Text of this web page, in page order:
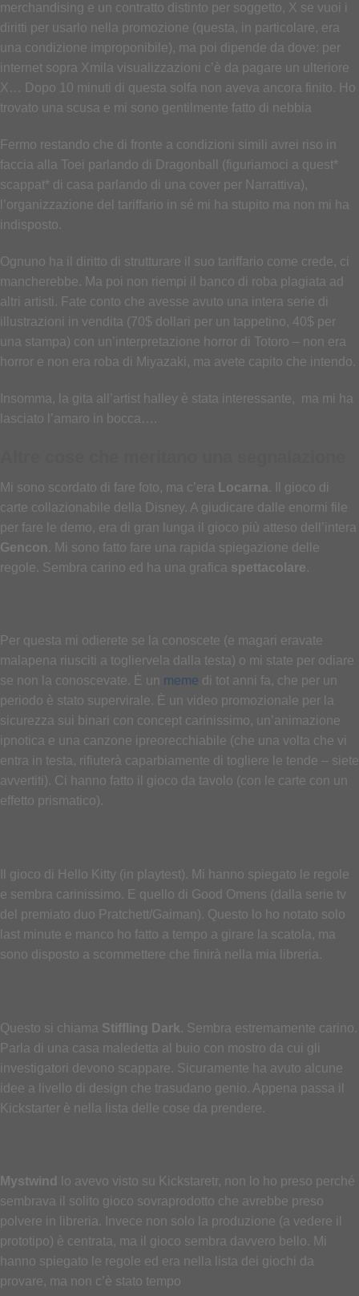
merchandising e un contratto distinto per soggetto, X se vuoi i
diritti per usarlo nella promozione (questa, in particolare, era
una condizione improponibile), ma poi dipende da dove: per
internet sopra Xmila visualizzazioni c’è da pagare un ulteriore
X… Dopo 10 minuti di questa solfa non aveva ancora finito. Ho
trovato una scusa e mi sono gentilmente fatto di nebbia
Fermo restando che di fronte a condizioni simili avrei riso in
faccia alla Toei parlando di Dragonball (figuriamoci a quest*
scappat* di casa parlando di una cover per Narrattiva),
l’organizzazione del tariffario in sé mi ha stupito ma non mi ha
indisposto.
Ognuno ha il diritto di strutturare il suo tariffario come crede, ci
mancherebbe. Ma poi non riempi il banco di roba plagiata ad
altri artisti. Fate conto che avesse avuto una intera serie di
illustrazioni in vendita (70$ dollari per un tappetino, 40$ per
una stampa) con un’interpretazione horror di Totoro – non era
horror e non era roba di Miyazaki, ma avete capito che intendo.
Insomma, la gita all’artist halley è stata interessante, ma mi ha
lasciato l’amaro in bocca….
Mi sono scordato di fare foto, ma c’era Locarna. Il gioco di
carte collazionabile della Disney. A giudicare dalle enormi file
per fare le demo, era di gran lunga il gioco più atteso dell’intera
Gencon . Mi sono fatto fare una rapida spiegazione delle
regole. Sembra carino ed ha una grafica spettacolare.
Per questa mi odierete se la conoscete (e magari eravate
malapena riusciti a togliervela dalla testa) o mi state per odiare
se non la conoscevate. È un meme di tot anni fa, che per un
periodo è stato supervirale. È un video promozionale per la
sicurezza sui binari con concept carinissimo, un’animazione
ipnotica e una canzone ipreorecchiabile (che una volta che vi
entra in testa, rifiuterà caparbiamente di togliere le tende – siete
avvertiti). Ci hanno fatto il gioco da tavolo (con le carte con un
effetto prismatico).
Il gioco di Hello Kitty (in playtest). Mi hanno spiegato le regole
e sembra carinissimo. E quello di Good Omens (dalla serie tv
del premiato duo Pratchett/Gaiman). Questo lo ho notato solo
last minute e manco ho fatto a tempo a girare la scatola, ma
sono disposto a scommettere che finirà nella mia libreria.
Questo si chiama Stiffling Dark. Sembra estremamente carino.
Parla di una casa maledetta al buio con mostro da cui gli
investigatori devono scappare. Sicuramente ha avuto alcune
idee a livello di design che trasudano genio. Appena passa il
Kickstarter è nella lista delle cose da prendere.
Mystwind
lo avevo visto su Kickstaretr, non lo ho preso perché
sembrava il solito gioco sovraprodotto che avrebbe preso
polvere in libreria. Invece non solo la produzione (a vedere il
prototipo) è centrata, ma il gioco sembra davvero bello. Mi
hanno spiegato le regole ed era nella lista dei giochi da
provare, ma non c’è stato tempo